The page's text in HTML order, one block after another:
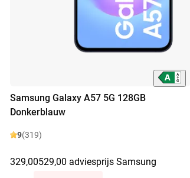
Samsung Galaxy A57 5G 128GB
Donkerblauw
9(319)
329,00529,00 adviesprijs Samsung